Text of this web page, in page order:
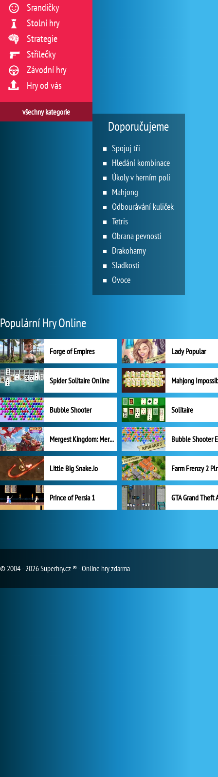
Srandičky
Stolní hry
Strategie
Střílečky
Závodní hry
Hry od vás
všechny kategorie
Doporučujeme
Spojuj tři
Hledání kombinace
Úkoly v herním poli
Mahjong
Odbourávání kuliček
Tetris
Obrana pevnosti
Drakohamy
Sladkosti
Ovoce
Populární Hry Online
Forge of Empires Lady Popular
Spider Solitaire Online Mahjong
Bubble Shooter Solitaire
Mergest Kingdom: Merge Puzzle
Little Big Snake.io
Prince of Persia 1 GTA Grand Theft
© 2004 - 2026 Superhry.cz ® - Online hry zdarma